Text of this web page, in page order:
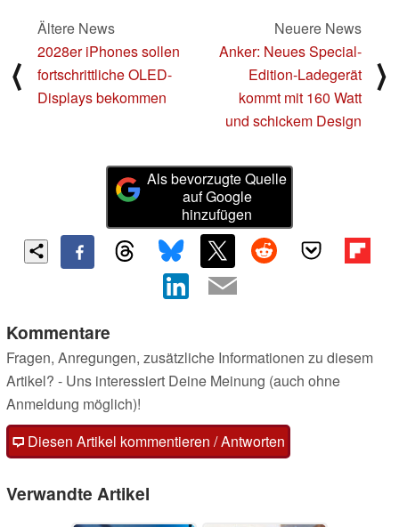
⟨
Ältere News
2028er iPhones sollen
fortschrittliche OLED-
Displays bekommen
Neuere News
Anker: Neues Special-
Edition-Ladegerät
kommt mit 160 Watt
und schickem Design
⟩
Als bevorzugte Quelle
auf Google
hinzufügen
Kommentare
Fragen, Anregungen, zusätzliche Informationen zu diesem
Artikel? - Uns interessiert Deine Meinung (auch ohne
Anmeldung möglich)!
Diesen Artikel kommentieren / Antworten
Verwandte Artikel